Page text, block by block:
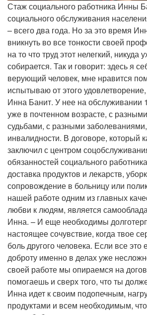
Стаж социального работника Инны
социального обслуживания
– всего два года. Но за это время
вникнуть во все тонкости своей
на то что труд этот нелегкий, никуда
собирается. Так и говорит: здесь я
верующий человек, мне нравится
испытываю от этого
Инна Банит. У нее на обслуживании
уже в почтенном возрасте, с
судьбами, с разными
инвалидности. В договоре, который
заключил с центром
обязанностей социального
доставка продуктов и лекарств,
сопровождение в больницу или
нашей работе одним из главных
любви к людям, является
Инна. – И еще необходимы
настоящее сочувствие, когда твое
боль другого человека. Если все это
доброту именно в делах уже
своей работе мы опираемся на
помогаешь и сверх того, что ты
Инна идет к своим подопечным,
продуктами и всем необходимым,